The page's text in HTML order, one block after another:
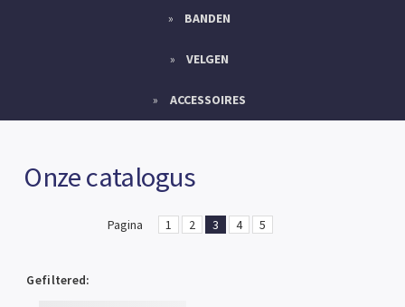
BANDEN
VELGEN
ACCESSOIRES
Onze catalogus
Pagina 1 2 3 4 5
Gefiltered: